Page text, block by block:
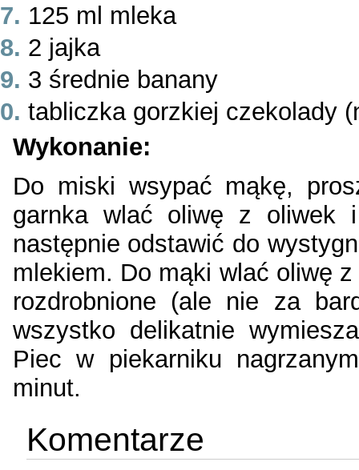
125 ml mleka
2 jajka
3 średnie banany
tabliczka gorzkiej czekolady
Wykonanie:
Do miski wsypać mąkę,
garnka wlać oliwę z oliwek
następnie odstawić do
mlekiem. Do mąki wlać oliwę
rozdrobnione (ale nie za
wszystko delikatnie
Piec w piekarniku
minut.
Komentarze